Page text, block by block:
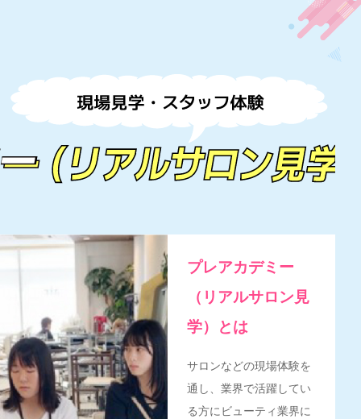
プレアカデミー
（リアルサロン見
学）とは
サロンなどの現場体験を
通し、業界で活躍してい
る方にビューティ業界に